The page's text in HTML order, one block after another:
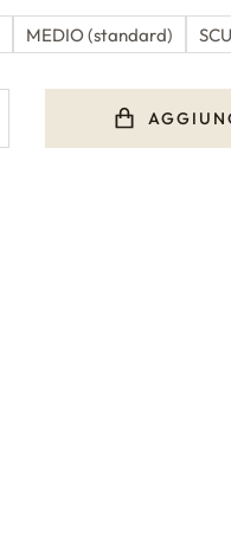
MEDIO (standard)